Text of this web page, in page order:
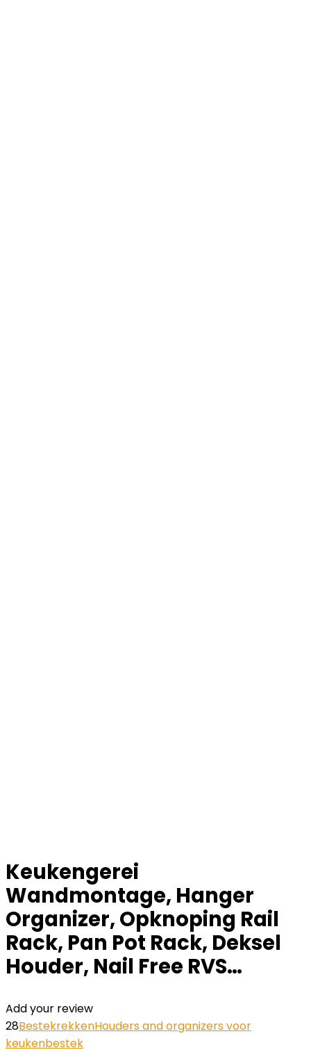
Keukengerei
Wandmontage, Hanger
Organizer, Opknoping Rail
Rack, Pan Pot Rack, Deksel
Houder, Nail Free RVS…
Add your review
28BestekrekkenHouders and organizers voor
keukenbestek